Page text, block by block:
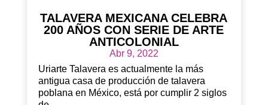
TALAVERA MEXICANA CELEBRA
200 AÑOS CON SERIE DE ARTE
ANTICOLONIAL
Abr 9, 2022
Uriarte Talavera es actualmente la más
antigua casa de producción de talavera
poblana en México, está por cumplir 2 siglos